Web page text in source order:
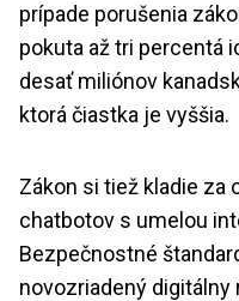
prípade porušenia
pokuta až tri percentá
desať miliónov
ktorá čiastka je vyššia.
Zákon si tiež kladie
chatbotov s umelou
Bezpečnostné
novozriadený digitálny